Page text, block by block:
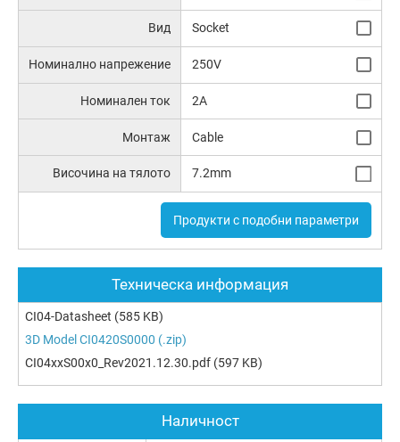
Вид Socket
Номинално напрежение 250V
Номинален ток 2A
Монтаж Cable
Височина на тялото 7.2mm
Продукти с подобни параметри
Техническа информация
CI04-Datasheet (585 KB)
3D Model CI0420S0000 (.zip)
CI04xxS00x0_Rev2021.12.30.pdf (597 KB)
Наличност